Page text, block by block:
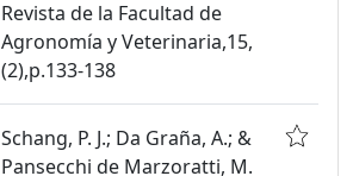
Revista de la Facultad de
Agronomía y Veterinaria,15,
(2),p.133-138
Schang, P. J.; Da Graña, A.; &
Pansecchi de Marzoratti, M.